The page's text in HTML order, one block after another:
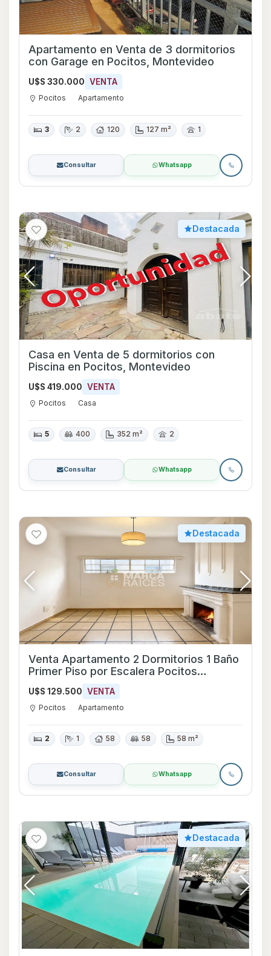
Apartamento en Venta de 3 dormitorios
con Garage en Pocitos, Montevideo
U$S 330.000 VENTA
Pocitos Apartamento
3 2 120 127 m² 1
Consultar Whatsapp
Destacada
Casa en Venta de 5 dormitorios con
Piscina en Pocitos, Montevideo
U$S 419.000 VENTA
Pocitos Casa
5 400 352 m² 2
Consultar Whatsapp
Destacada
Venta Apartamento 2 Dormitorios 1 Baño
Primer Piso por Escalera Pocitos
Montevideo
U$S 129.500 VENTA
Pocitos Apartamento
2 1 58 58 58 m²
Consultar Whatsapp
Destacada